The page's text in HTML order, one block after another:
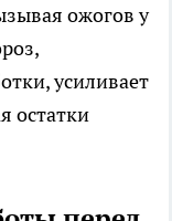
ожогов у
усиливает
остатки